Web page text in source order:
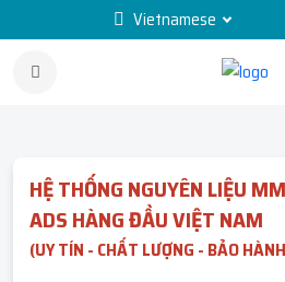
Vietnamese
HỆ THỐNG NGUYÊN LIỆU
ADS HÀNG ĐẦU VIỆT NAM
(UY TÍN - CHẤT LƯỢNG - BẢO